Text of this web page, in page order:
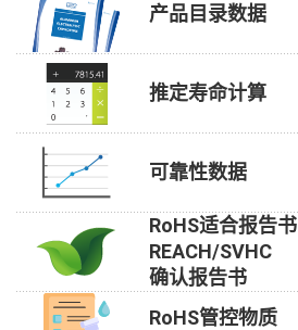
产品目录数据
推定寿命计算
可靠性数据
RoHS适合报告书
REACH/SVHC
确认报告书
RoHS管控物质